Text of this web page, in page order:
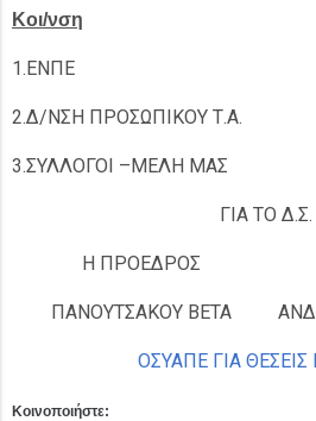
Κοι/νση
1.ΕΝΠΕ
2.Δ/ΝΣΗ ΠΡΟΣΩΠΙΚΟΥ Τ.Α.
3.ΣΥΛΛΟΓΟΙ –ΜΕΛΗ ΜΑΣ
ΓΙΑ ΤΟ Δ.Σ.
Η ΠΡΟΕΔΡΟΣ
ΠΑΝΟΥΤΣΑΚΟΥ ΒΕΤΑ
ΟΣΥΑΠΕ ΓΙΑ
Κοινοποιήστε: